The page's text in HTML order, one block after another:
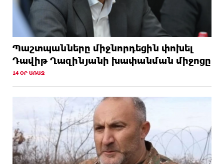
Պաշտպանները միջնորդեցին փոխել
Դավիթ Ղազինյանի խափանման միջոցը
14 ՕՐ ԱՌԱՋ